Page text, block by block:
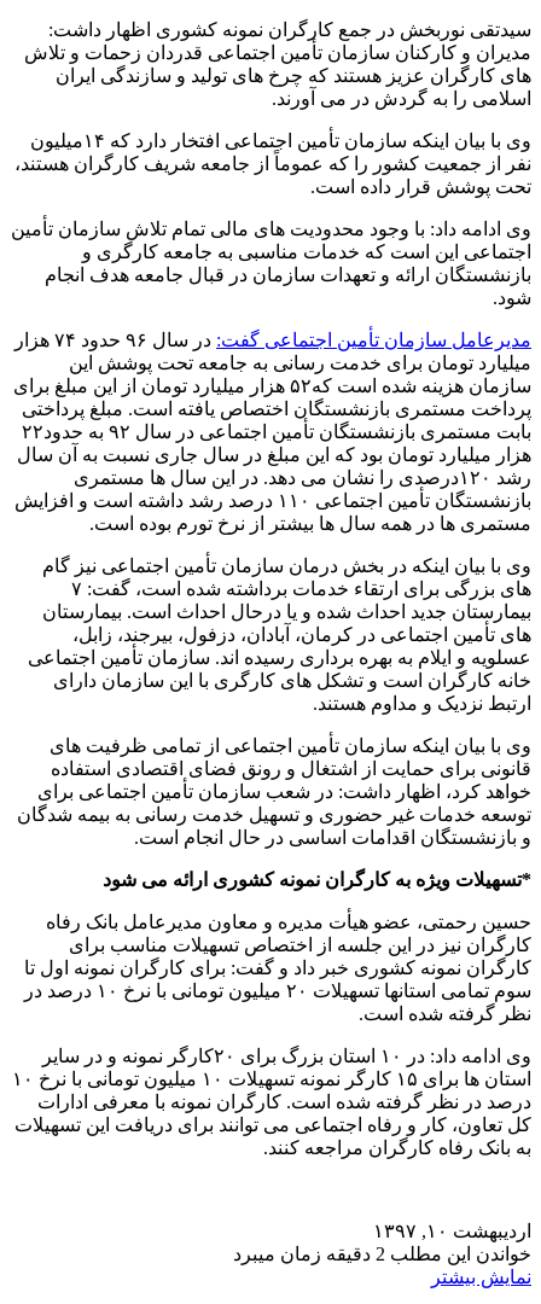
سیدتقی نوربخش در جمع کارگران نمونه کشوری اظهار داشت:
مدیران و کارکنان سازمان تأمین اجتماعی قدردان زحمات و تلاش
های کارگران عزیز هستند که چرخ های تولید و سازندگی ایران
اسلامی را به گردش در می آورند.
وی با بیان اینکه سازمان تأمین اجتماعی افتخار دارد که ۱۴میلیون
نفر از جمعیت کشور را که عموماً از جامعه شریف کارگران هستند،
تحت پوشش قرار داده است.
وی ادامه داد: با وجود محدودیت های مالی تمام تلاش سازمان تأمین
اجتماعی این است که خدمات مناسبی به جامعه کارگری و
بازنشستگان ارائه و تعهدات سازمان در قبال جامعه هدف انجام
شود.
مدیرعامل سازمان تأمین اجتماعی گفت:
در سال ۹۶ حدود ۷۴ هزار
میلیارد تومان برای خدمت رسانی به جامعه تحت پوشش این
سازمان هزینه شده است که۵۲ هزار میلیارد تومان از این مبلغ برای
پرداخت مستمری بازنشستگان اختصاص یافته است. مبلغ پرداختی
بابت مستمری بازنشستگان تأمین اجتماعی در سال ۹۲ به حدود۲۲
هزار میلیارد تومان بود که این مبلغ در سال جاری نسبت به آن سال
رشد ۱۲۰درصدی را نشان می دهد. در این سال ها مستمری
بازنشستگان تأمین اجتماعی ۱۱۰ درصد رشد داشته است و افزایش
مستمری ها در همه سال ها بیشتر از نرخ تورم بوده است.
وی با بیان اینکه در بخش درمان سازمان تأمین اجتماعی نیز گام
های بزرگی برای ارتقاء خدمات برداشته شده است، گفت: ۷
بیمارستان جدید احداث شده و یا درحال احداث است. بیمارستان
های تأمین اجتماعی در کرمان، آبادان، دزفول، بیرجند، زابل،
عسلویه و ایلام به بهره برداری رسیده اند. سازمان تأمین اجتماعی
خانه کارگران است و تشکل های کارگری با این سازمان دارای
ارتبط نزدیک و مداوم هستند.
وی با بیان اینکه سازمان تأمین اجتماعی از تمامی ظرفیت های
قانونی برای حمایت از اشتغال و رونق فضای اقتصادی استفاده
خواهد کرد، اظهار داشت: در شعب سازمان تأمین اجتماعی برای
توسعه خدمات غیر حضوری و تسهیل خدمت رسانی به بیمه شدگان
و بازنشستگان اقدامات اساسی در حال انجام است.
*تسهیلات ویژه به کارگران نمونه کشوری ارائه می شود
حسین رحمتی، عضو هیأت مدیره و معاون مدیرعامل بانک رفاه
کارگران نیز در این جلسه از اختصاص تسهیلات مناسب برای
کارگران نمونه کشوری خبر داد و گفت: برای کارگران نمونه اول تا
سوم تمامی استانها تسهیلات ۲۰ میلیون تومانی با نرخ ۱۰ درصد در
نظر گرفته شده است.
وی ادامه داد: در ۱۰ استان بزرگ برای ۲۰کارگر نمونه و در سایر
استان ها برای ۱۵ کارگر نمونه تسهیلات ۱۰ میلیون تومانی با نرخ ۱۰
درصد در نظر گرفته شده است. کارگران نمونه با معرفی ادارات
کل تعاون، کار و رفاه اجتماعی می توانند برای دریافت این تسهیلات
به بانک رفاه کارگران مراجعه کنند.
اردیبهشت ۱۰, ۱۳۹۷
خواندن این مطلب 2 دقیقه زمان میبرد
نمایش بیشتر